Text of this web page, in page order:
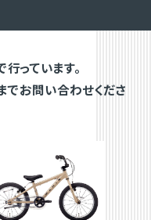
っています。
お問い合わせくださ